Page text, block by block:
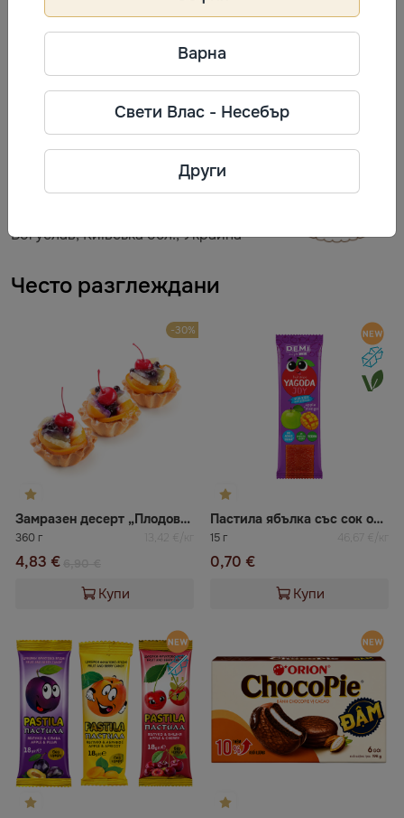
и добре проветриво място, без странични миризми,
при температура (18 ± 3) °C и относителна влажност
на въздуха не повече от 75%. Да се пази от пряка
слънчева светлина.
Информация за производител
Телефон: +380 44 593 0329
Богуслав, Київська обл., Украина
Често разглеждани
-30%
Замразен десерт „Плодова кошничка“ ВАЦАК
360 г 13,42 €/кг
4,83 €
Купи
Пастила ябълка със сок от манго YAGODA JOY
15 г 46,67 €/кг
0,70 €
Купи
Варна
Свети Влас - Несебър
Други